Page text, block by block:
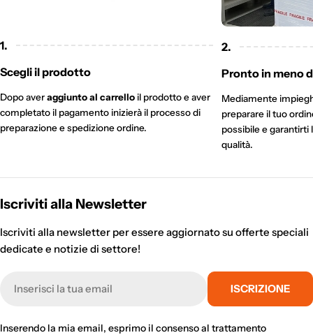
1.
Scegli il prodotto
Dopo averaggiunto al carrello il prodotto e aver
completato il pagamento inizierà il processo di
preparazione e spedizione ordine.
2.
Pronto in meno
Mediamente
preparare il tuo
possibile e garantirti
qualità.
Iscriviti alla Newsletter
Iscriviti alla newsletter per essere aggiornato su offerte speciali
dedicate e notizie di settore!
mail
ISCRIZIONE
Inserendo la mia email, esprimo il consenso al trattamento